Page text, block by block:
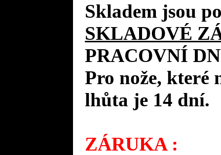
Skladem jsou
SKLADOVÉ
PRACOVNÍ
Pro nože, které
lhůta je 14 dní.
ZÁRUKA :